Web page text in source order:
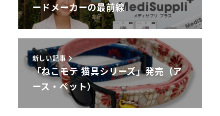
ードメーカーの最前線
新しい記事
「ねこモテ 猫具シリーズ」発売（ア
ース・ペット）